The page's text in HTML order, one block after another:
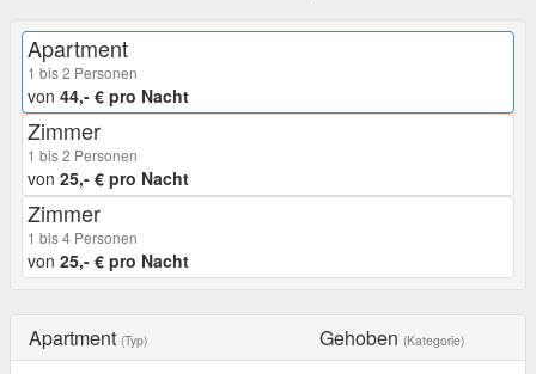
Apartment
1 bis 2 Personen
von 44,- € pro Nacht
Zimmer
1 bis 2 Personen
von 25,- € pro Nacht
Zimmer
1 bis 4 Personen
von 25,- € pro Nacht
Apartment (Typ) Gehoben (Kategorie)